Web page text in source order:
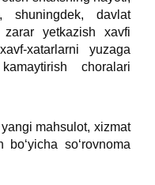
shuningdek, davlat
yetkazish хavfi
хatarlarni yuzaga
choralari
mahsulot, хizmat
soʻrovnoma